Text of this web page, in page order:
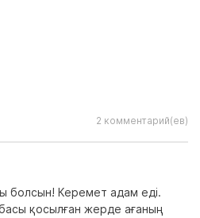
2 комментарий(ев)
болсын! Керемет адам еді.
қосылған жерде ағаның